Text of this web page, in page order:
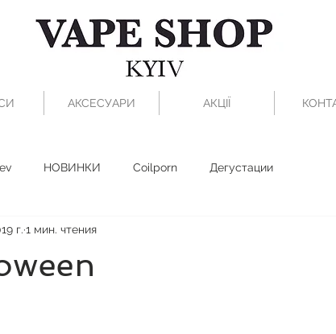
АКСЕСУАРИ АКЦІЇ
НОВИНКИ Coilporn Дегустации
г. 1 мин. чтения